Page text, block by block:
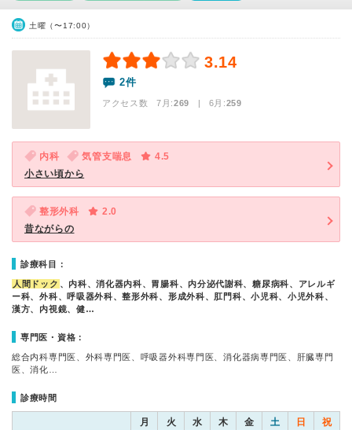
土曜（〜17:00）
3.14
2件
アクセス数 7月:269 | 6月:259
内科 気管支喘息
4.5
小さい頃から
整形外科
2.0
昔ながらの
診療科目：
人間ドック 、内科、消化器内科、胃腸科、内分泌代謝科、糖尿病科、アレルギ
ー科、外科、呼吸器外科、整形外科、形成外科、肛門科、小児科、小児外科、
漢方、内視鏡、健…
専門医・資格：
総合内科専門医、外科専門医、呼吸器外科専門医、消化器病専門医、肝臓専門
医、消化…
診療時間
月 火 水 木 金 土 日 祝